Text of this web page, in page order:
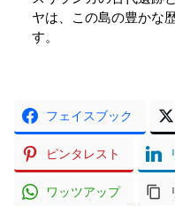
ヤは、この島の豊かな
す。
フェイスブック
ピンタレスト
ワッツアップ